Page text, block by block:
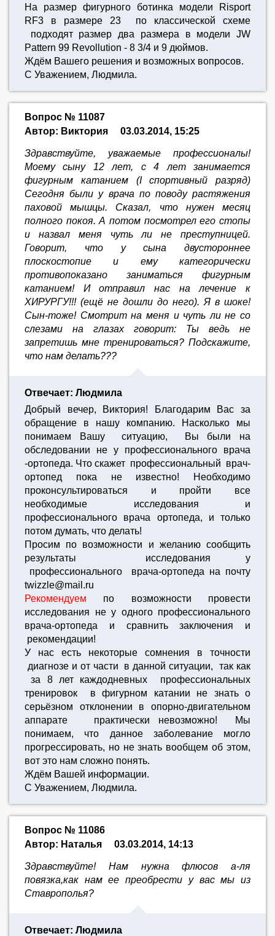
На размер фигурного ботинка модели Risport
RF3 в размере 23 по классической схеме
подходят размер два размера в модели JW
Pattern 99 Revollution - 8 3/4 и 9 дюймов.
Ждём Вашего решения и возможных вопросов.
С Уважением, Людмила.
Вопрос № 11087
Автор: Виктория
03.03.2014, 15:25
Здравствуйте, уважаемые профессионалы!
Моему сыну 12 лет, с 4 лет занимается
фигурным катанием (I спортивный разряд)
Сегодня были у врача по поводу растяжения
паховой мышцы. Сказал, что нужен месяц
полного покоя. А потом посмотрел его стопы
и назвал меня чуть ли не преступницей.
Говорит, что у сына двустороннее
плоскостопие и ему категорически
противопоказано заниматься фигурным
катанием! И отправил нас на лечение к
ХИРУРГУ!!! (ещё не дошли до него). Я в шоке!
Сын-тоже! Смотрит на меня и чуть ли не со
слезами на глазах говорит: Ты ведь не
запретишь мне тренироваться? Подскажите,
что нам делать???
Отвечает: Людмила
Добрый вечер, Виктория! Благодарим Вас за
обращение в нашу компанию. Насколько мы
понимаем Вашу ситуацию, Вы были на
обследовании не у профессионального врача
-ортопеда. Что скажет профессиональный врач-
ортопед пока не известно! Необходимо
проконсультироваться и пройти все
необходимые исследования и
профессионального врача ортопеда, и только
потом думать, что делать!
Просим по возможности и желанию сообщить
результаты исследования у
профессионального врача-ортопеда на почту
twizzle@mail.ru
Рекомендуем по возможности провести
исследования не у одного профессионального
врача-ортопеда и сравнить заключения и
рекомендации!
У нас есть некоторые сомнения в точности
диагнозе и от части в данной ситуации, так как
за 8 лет каждодневных профессиональных
тренировок в фигурном катании не знать о
серьёзном отклонении в опорно-двигательном
аппарате практически невозможно! Мы
понимаем, что данное заболевание могло
прогрессировать, но не знать вообщем об этом,
вот это нам сложно понять.
Ждём Вашей информации.
С Уважением, Людмила.
Вопрос № 11086
Автор: Наталья
03.03.2014, 14:13
Здравствуйте! Нам нужна флюсов а-ля
повязка,как нам ее преобрести у вас мы из
Ставрополья?
Отвечает: Людмила